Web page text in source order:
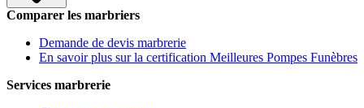
Comparer les marbriers
Demande de devis marbrerie
En savoir plus sur la certification Meilleures Pompes Funèbres
Services marbrerie